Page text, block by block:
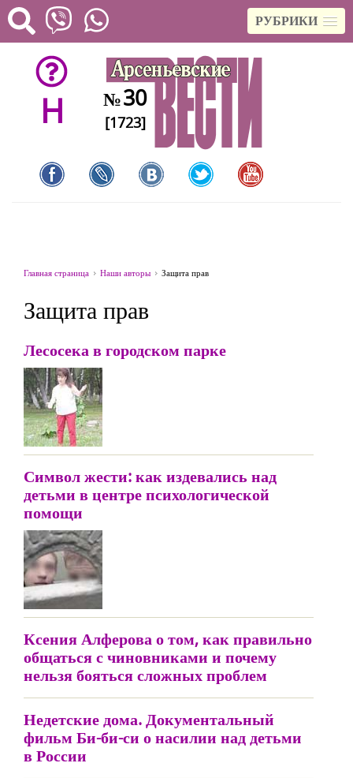
РУБРИКИ
H №30
[1723]
Главная страница Наши авторы Защита прав
Защита прав
Лесосека в городском парке
Символ жести: как издевались над
детьми в центре психологической
помощи
Ксения Алферова о том, как правильно
общаться с чиновниками и почему
нельзя бояться сложных проблем
Недетские дома. Документальный
фильм Би-би-си о насилии над детьми
в России